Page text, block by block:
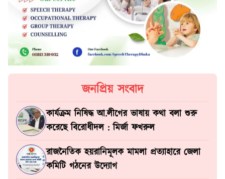
জনপ্রিয় সংবাদ
কার্যক্রম নিষিদ্ধ আ.লীগের ভাষায় কথা বলা শুরু
করেছে বিরোধীদল : মির্জা ফখরুল
রাজনৈতিক হয়রানিমূলক মামলা প্রত্যাহারে জেলা
কমিটি গঠনের উদ্যোগ